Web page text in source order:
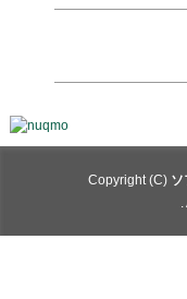
Copyright (C) ソ